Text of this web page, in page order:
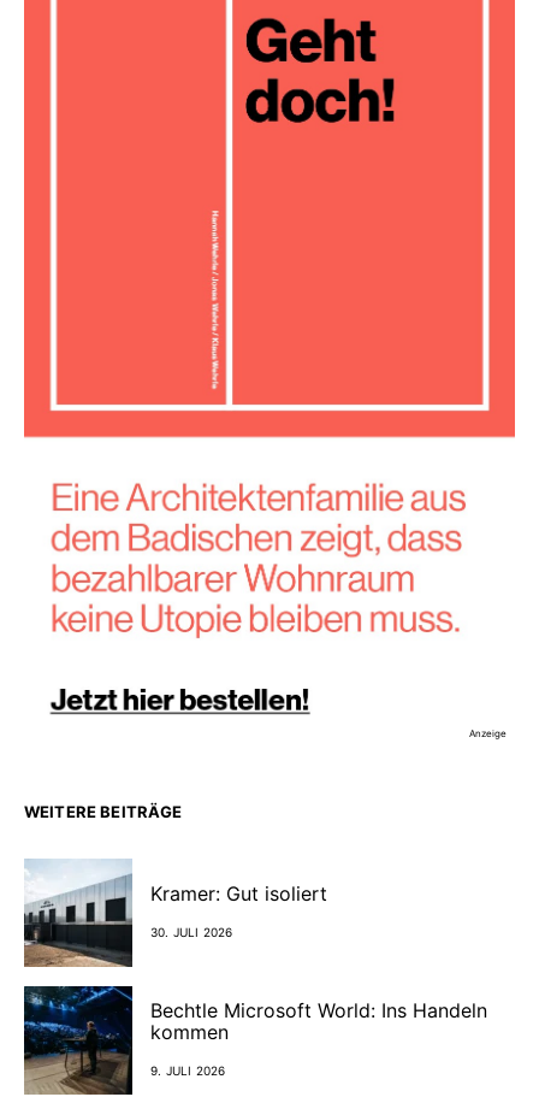
Anzeige
WEITERE BEITRÄGE
Kramer: Gut isoliert
30. JULI 2026
Bechtle Microsoft World: Ins Handeln
kommen
9. JULI 2026